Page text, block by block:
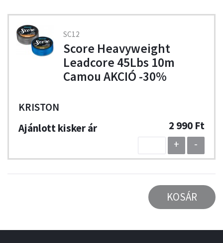
SC12
Score Heavyweight
Leadcore 45Lbs 10m
Camou AKCIÓ -30%
KRISTON
2 990 Ft
+
-
KOSÁR